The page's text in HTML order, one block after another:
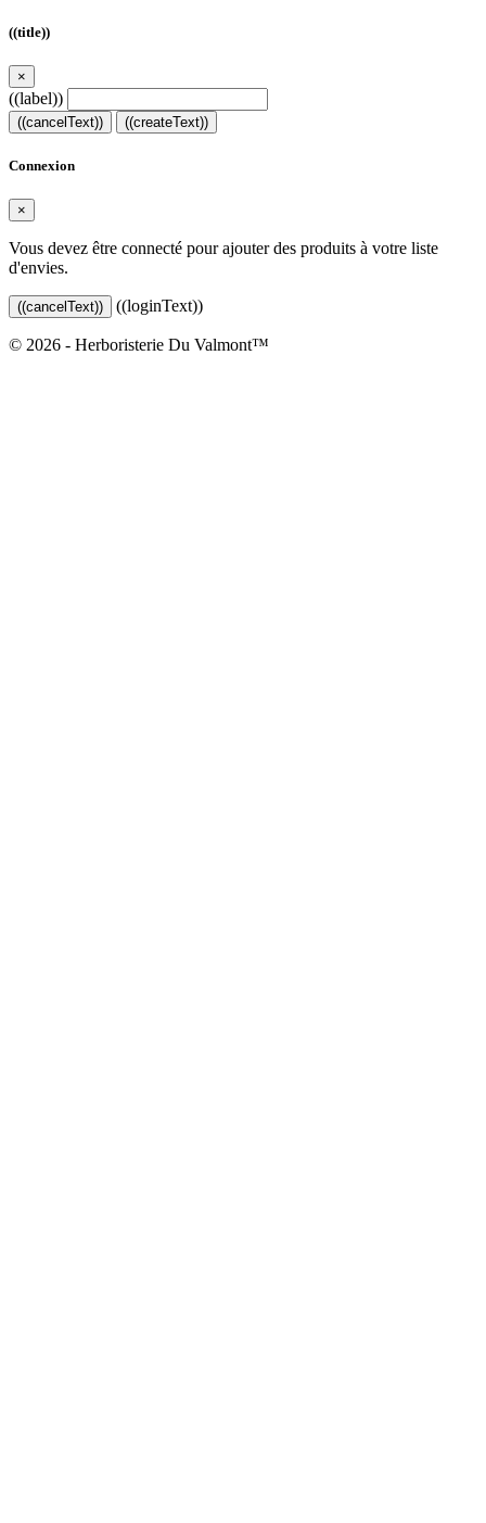
((title))
×
((label))
((cancelText)) ((createText))
Connexion
×
Vous devez être connecté pour ajouter des produits à votre liste
d'envies.
((cancelText)) ((loginText))
© 2026 - Herboristerie Du Valmont™